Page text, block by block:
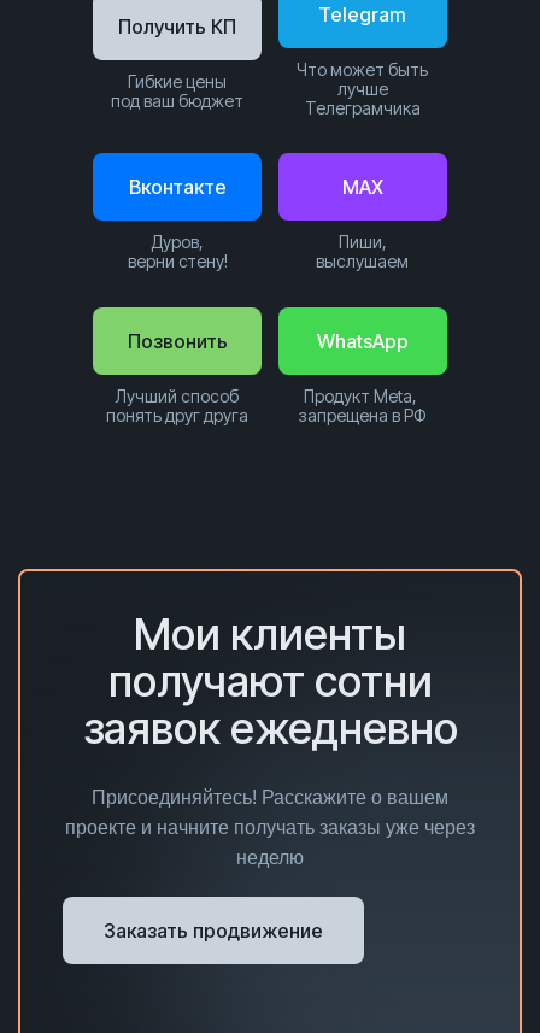
Позвонить
Лучший способ
понять друг друга
WhatsApp
Продукт Meta,
запрещена в РФ
Telegram
Что может быть
лучше
Телеграмчика
Вконтакте
Дуров,
верни стену!
Получить КП
Гибкие цены
под ваш бюджет
MAX
Пиши,
выслушаем
Мои клиенты
получают сотни
заявок ежедневно
Присоединяйтесь! Расскажите о вашем
проекте и начните получать заказы уже через
неделю
Заказать продвижение